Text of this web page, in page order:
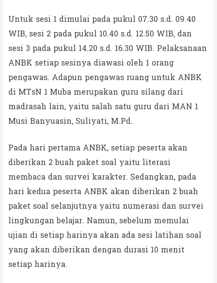
Untuk sesi 1 dimulai pada pukul 07.30 s.d. 09.40
WIB, sesi 2 pada pukul 10.40 s.d. 12.50 WIB, dan
sesi 3 pada pukul 14.20 s.d. 16.30 WIB. Pelaksanaan
ANBK setiap sesinya diawasi oleh 1 orang
pengawas. Adapun pengawas ruang untuk ANBK
di MTsN 1 Muba merupakan guru silang dari
madrasah lain, yaitu salah satu guru dari MAN 1
Musi Banyuasin, Suliyati, M.Pd.
Pada hari pertama ANBK, setiap peserta akan
diberikan 2 buah paket soal yaitu literasi
membaca dan survei karakter. Sedangkan, pada
hari kedua peserta ANBK akan diberikan 2 buah
paket soal selanjutnya yaitu numerasi dan survei
lingkungan belajar. Namun, sebelum memulai
ujian di setiap harinya akan ada sesi latihan soal
yang akan diberikan dengan durasi 10 menit
setiap harinya.